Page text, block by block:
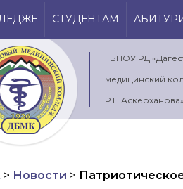
СТУДЕНТАМ
ГБПОУ РД
медицинский
Р.П.Аскерханова»
> Новости >